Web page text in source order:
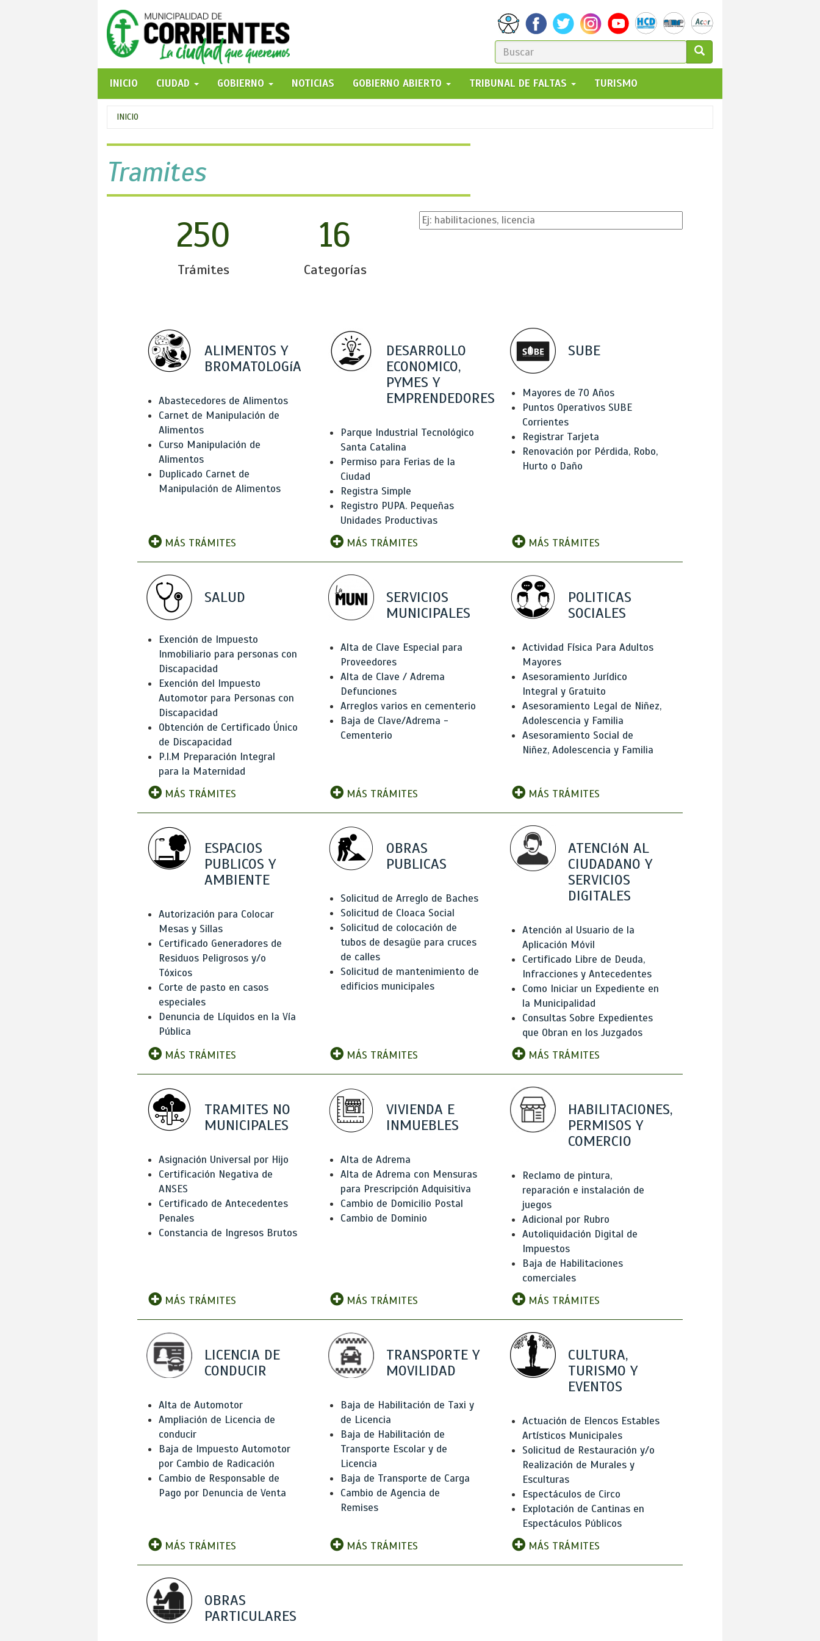
FORMULARIO
DE
BÚSQUEDA
GO!
INICIO
CIUDAD GOBIERNO NOTICIAS GOBIERNO ABIERTO TRIBUNAL DE FALTAS TURISMO
Se
encuentra
usted
aquí
INICIO
Tramites
250
Trámites
16
Categorías
ALIMENTOS Y
BROMATOLOGíA
Abastecedores de Alimentos
Carnet de Manipulación de
Alimentos
Curso Manipulación de
Alimentos
Duplicado Carnet de
Manipulación de Alimentos
MÁS TRÁMITES
DESARROLLO
ECONOMICO,
PYMES Y
EMPRENDEDORES
Parque Industrial Tecnológico
Santa Catalina
Permiso para Ferias de la
Ciudad
Registra Simple
Registro PUPA. Pequeñas
Unidades Productivas
MÁS TRÁMITES
SUBE
Mayores de 70 Años
Puntos Operativos SUBE
Corrientes
Registrar Tarjeta
Renovación por Pérdida, Robo,
Hurto o Daño
MÁS TRÁMITES
SALUD
Exención de Impuesto
Inmobiliario para personas con
Discapacidad
Exención del Impuesto
Automotor para Personas con
Discapacidad
Obtención de Certificado Único
de Discapacidad
P.I.M Preparación Integral
para la Maternidad
MÁS TRÁMITES
SERVICIOS
MUNICIPALES
Alta de Clave Especial para
Proveedores
Alta de Clave / Adrema
Defunciones
Arreglos varios en cementerio
Baja de Clave/Adrema -
Cementerio
MÁS TRÁMITES
POLITICAS
SOCIALES
Actividad Física Para Adultos
Mayores
Asesoramiento Jurídico
Integral y Gratuito
Asesoramiento Legal de Niñez,
Adolescencia y Familia
Asesoramiento Social de
Niñez, Adolescencia y Familia
MÁS TRÁMITES
ESPACIOS
PUBLICOS Y
AMBIENTE
Autorización para Colocar
Mesas y Sillas
Certificado Generadores de
Residuos Peligrosos y/o
Tóxicos
Corte de pasto en casos
especiales
Denuncia de Líquidos en la Vía
Pública
MÁS TRÁMITES
OBRAS
PUBLICAS
Solicitud de Arreglo de Baches
Solicitud de Cloaca Social
Solicitud de colocación de
tubos de desagüe para cruces
de calles
Solicitud de mantenimiento de
edificios municipales
MÁS TRÁMITES
ATENCIóN AL
CIUDADANO Y
SERVICIOS
DIGITALES
Atención al Usuario de la
Aplicación Móvil
Certificado Libre de Deuda,
Infracciones y Antecedentes
Como Iniciar un Expediente en
la Municipalidad
Consultas Sobre Expedientes
que Obran en los Juzgados
MÁS TRÁMITES
TRAMITES NO
MUNICIPALES
Asignación Universal por Hijo
Certificación Negativa de
ANSES
Certificado de Antecedentes
Penales
Constancia de Ingresos Brutos
MÁS TRÁMITES
VIVIENDA E
INMUEBLES
Alta de Adrema
Alta de Adrema con Mensuras
para Prescripción Adquisitiva
Cambio de Domicilio Postal
Cambio de Dominio
MÁS TRÁMITES
HABILITACIONES,
PERMISOS Y
COMERCIO
Reclamo de pintura,
reparación e instalación de
juegos
Adicional por Rubro
Autoliquidación Digital de
Impuestos
Baja de Habilitaciones
comerciales
MÁS TRÁMITES
LICENCIA DE
CONDUCIR
Alta de Automotor
Ampliación de Licencia de
conducir
Baja de Impuesto Automotor
por Cambio de Radicación
Cambio de Responsable de
Pago por Denuncia de Venta
MÁS TRÁMITES
TRANSPORTE Y
MOVILIDAD
Baja de Habilitación de Taxi y
de Licencia
Baja de Habilitación de
Transporte Escolar y de
Licencia
Baja de Transporte de Carga
Cambio de Agencia de
Remises
MÁS TRÁMITES
CULTURA,
TURISMO Y
EVENTOS
Actuación de Elencos Estables
Artísticos Municipales
Solicitud de Restauración y/o
Realización de Murales y
Esculturas
Espectáculos de Circo
Explotación de Cantinas en
Espectáculos Públicos
MÁS TRÁMITES
OBRAS
PARTICULARES